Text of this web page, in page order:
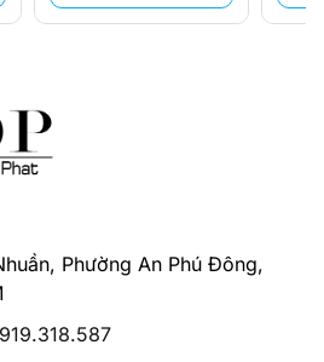
Phường An Phú Đông,